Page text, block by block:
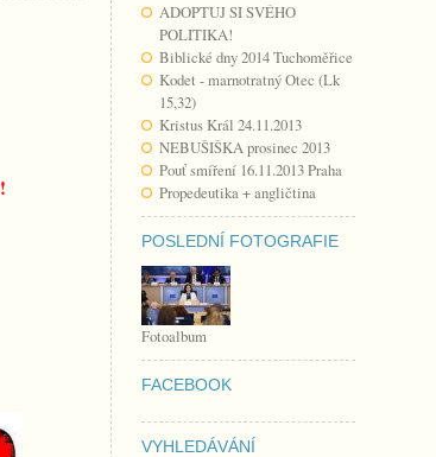
ADOPTUJ SI SVÉHO
POLITIKA!
Biblické dny 2014 Tuchoměřice
Kodet - marnotratný Otec (Lk
15,32)
Kristus Král 24.11.2013
NEBUŠIŠKA prosinec 2013
Pouť smíření 16.11.2013 Praha
Propedeutika + angličtina
POSLEDNÍ FOTOGRAFIE
Fotoalbum
FACEBOOK
VYHLEDÁVÁNÍ
!